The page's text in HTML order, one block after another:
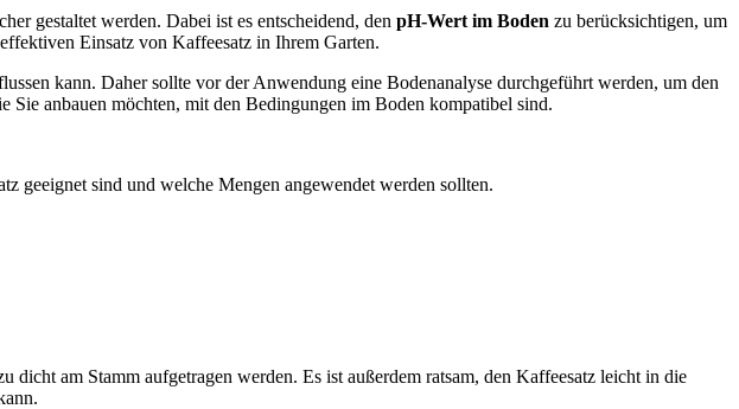
gestaltet werden. Dabei ist es entscheidend, den pH-Wert im Boden zu berücksichtigen, um
Einsatz von Kaffeesatz in Ihrem Garten.
kann. Daher sollte vor der Anwendung eine Bodenanalyse durchgeführt werden, um den
Sie anbauen möchten, mit den Bedingungen im Boden kompatibel sind.
geeignet sind und welche Mengen angewendet werden sollten.
am Stamm aufgetragen werden. Es ist außerdem ratsam, den Kaffeesatz leicht in die